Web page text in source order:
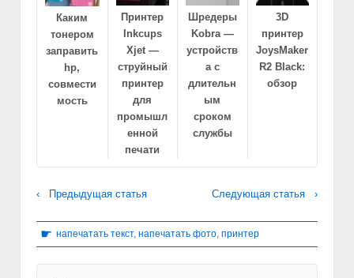
Каким
тонером
заправить
hp,
совмести
мость
Принтер
Inkcups
Xjet —
струйный
принтер
для
промышл
енной
печати
Шредеры
Kobra —
устройств
а с
длительн
ым
сроком
службы
3D
принтер
JoysMaker
R2 Black:
обзор
‹ Предыдущая статья Следующая статья ›
☛ напечатать текст, напечатать фото принтер